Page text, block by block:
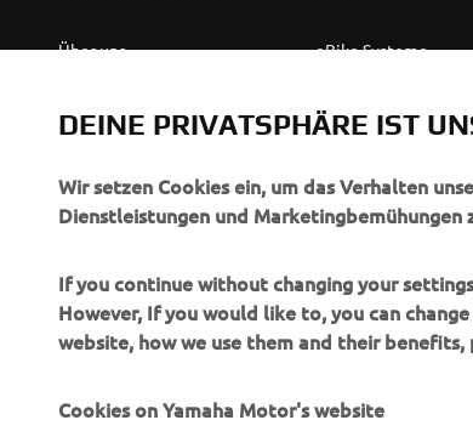
Über uns
Veranstaltungen
Press
Broschüren
Händler werden
Menschenrechtsrichtlinie
Grundlegende
eBike Systeme
Leichte Fahrzeuge
Ersthelferinnen und
Ersthelfer
Robotics
Partnerschaften
für unabhängige
DEINE PRIVATSPHÄRE IST
Wir setzen Cookies ein, um das Verhalten
Dienstleistungen und Marketingbemühungen
If you continue without changing your
However, If you would like to, you can
website, how we use them and their
Cookies on Yamaha Motor's website